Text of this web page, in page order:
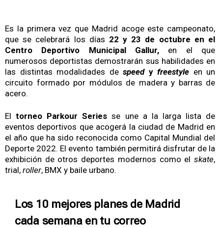
Es la primera vez que Madrid acoge este campeonato,
que se celebrará los días 22 y 23 de octubre en el
Centro Deportivo Municipal Gallur, en el que
numerosos deportistas demostrarán sus habilidades en
las distintas modalidades de speed y freestyle en un
circuito formado por módulos de madera y barras de
acero.
Eltorneo Parkour Seriesse une a la larga lista de
eventos deportivos que acogerá la ciudad de Madrid en
el año que ha sido reconocida como Capital Mundial del
Deporte 2022. El evento también permitirá disfrutar de la
exhibición de otros deportes modernos como el skate,
trial, roller, BMX y baile urbano.
Los 10 mejores planes de Madrid
cada semana en tu correo